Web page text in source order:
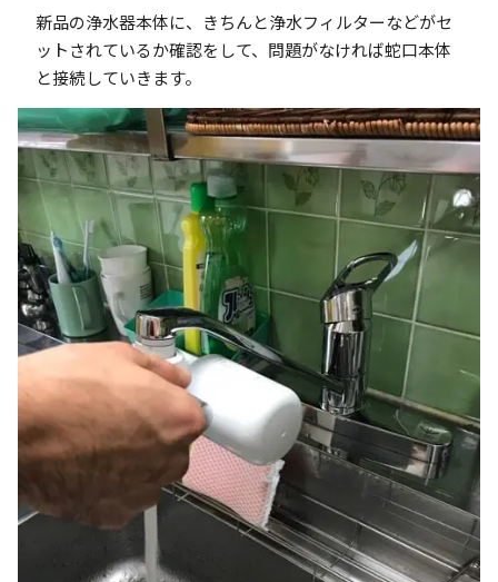
新品の浄水器本体に、きちんと浄水フィルターなどがセ
ットされているか確認をして、問題がなければ蛇口本体
と接続していきます。